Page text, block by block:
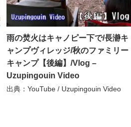
雨の焚火はキャノピー下で/長瀞キ
ャンプヴィレッジ/秋のファミリー
キャンプ【後編】/Vlog –
Uzupingouin Video
出典：YouTube / Uzupingouin Video